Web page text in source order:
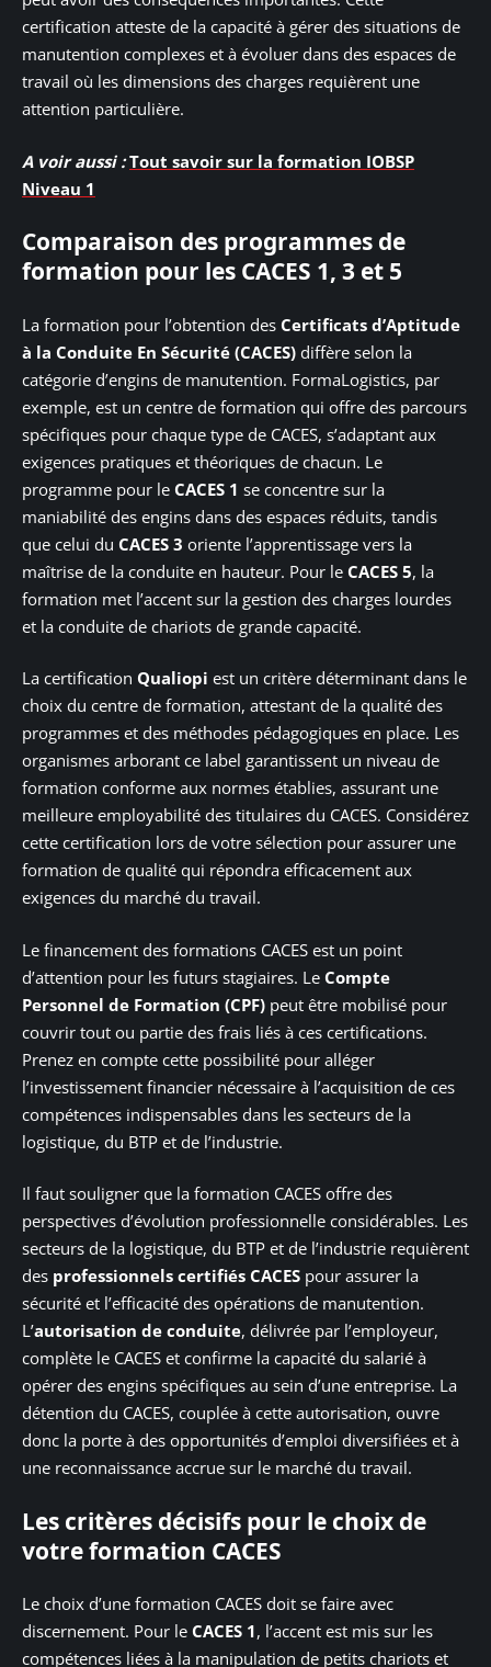
certification atteste de la capacité à gérer des situations de
manutention complexes et à évoluer dans des espaces de
travail où les dimensions des charges requièrent une
attention particulière.
A voir aussi : Tout savoir sur la formation IOBSP
Niveau 1
Comparaison des programmes de
formation pour les CACES 1, 3 et 5
La formation pour l’obtention des Certificats d’Aptitude
à la Conduite En Sécurité (CACES) diffère selon la
catégorie d’engins de manutention. FormaLogistics, par
exemple, est un centre de formation qui offre des parcours
spécifiques pour chaque type de CACES, s’adaptant aux
exigences pratiques et théoriques de chacun. Le
programme pour le CACES 1 se concentre sur la
maniabilité des engins dans des espaces réduits, tandis
que celui du CACES 3 oriente l’apprentissage vers la
maîtrise de la conduite en hauteur. Pour le CACES 5, la
formation met l’accent sur la gestion des charges lourdes
et la conduite de chariots de grande capacité.
La certification Qualiopi est un critère déterminant dans le
choix du centre de formation, attestant de la qualité des
programmes et des méthodes pédagogiques en place. Les
organismes arborant ce label garantissent un niveau de
formation conforme aux normes établies, assurant une
meilleure employabilité des titulaires du CACES. Considérez
cette certification lors de votre sélection pour assurer une
formation de qualité qui répondra efficacement aux
exigences du marché du travail.
Le financement des formations CACES est un point
d’attention pour les futurs stagiaires. Le Compte
Personnel de Formation (CPF) peut être mobilisé pour
couvrir tout ou partie des frais liés à ces certifications.
Prenez en compte cette possibilité pour alléger
l’investissement financier nécessaire à l’acquisition de ces
compétences indispensables dans les secteurs de la
logistique, du BTP et de l’industrie.
Il faut souligner que la formation CACES offre des
perspectives d’évolution professionnelle considérables. Les
secteurs de la logistique, du BTP et de l’industrie requièrent
des professionnels certifiés CACES pour assurer la
sécurité et l’efficacité des opérations de manutention.
L’autorisation de conduite, délivrée par l’employeur,
complète le CACES et confirme la capacité du salarié à
opérer des engins spécifiques au sein d’une entreprise. La
détention du CACES, couplée à cette autorisation, ouvre
donc la porte à des opportunités d’emploi diversifiées et à
une reconnaissance accrue sur le marché du travail.
Les critères décisifs pour le choix de
votre formation CACES
Le choix d’une formation CACES doit se faire avec
discernement. Pour le CACES 1, l’accent est mis sur les
compétences liées à la manipulation de petits chariots et